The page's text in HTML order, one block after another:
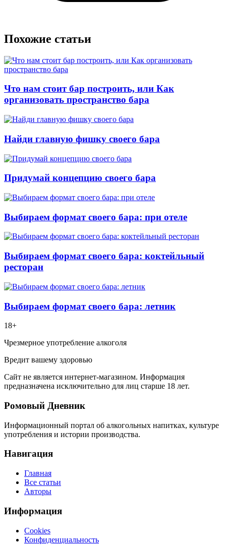
Похожие статьи
Что нам стоит бар построить, или Как
организовать пространство бара
Найди главную фишку своего бара
Придумай концепцию своего бара
Выбираем формат своего бара: при отеле
Выбираем формат своего бара: коктейльный
ресторан
Выбираем формат своего бара: летник
18+
Чрезмерное употребление алкоголя
Вредит вашему здоровью
Сайт не является интернет-магазином. Информация
предназначена исключительно для лиц старше 18 лет.
Ромовый Дневник
Информационный портал об алкогольных напитках, культуре
употребления и истории производства.
Навигация
Главная
Все статьи
Авторы
Информация
Cookies
Конфиденциальность